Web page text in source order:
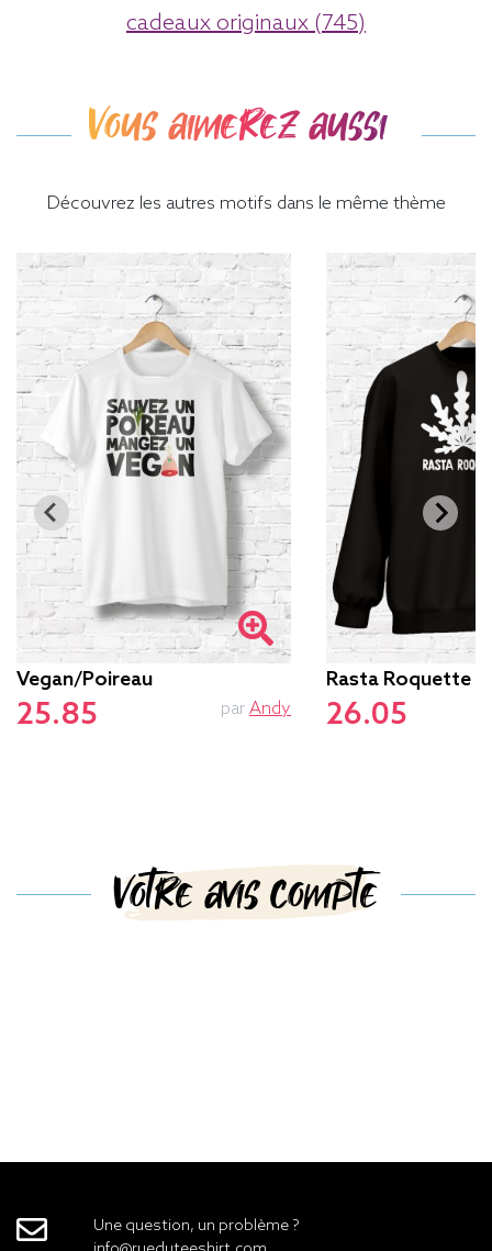
cadeaux originaux (745)
Vous aimerez aussi
Découvrez les autres motifs dans le même thème
Vegan/poireau
25.85 par Andy
Rasta Roquette
26.05
Votre avis compte
Une question, un problème ?